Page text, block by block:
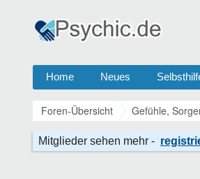
Home Neues
Foren-Übersicht Gefühle,